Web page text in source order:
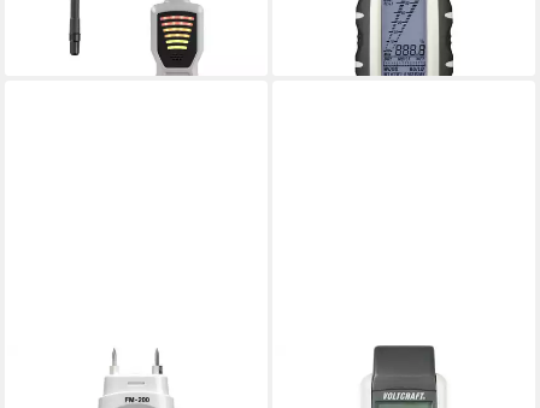
54,52 €
lieferbar - in 2-3 Werktagen bei dir
104,99 €
lieferbar - in 2-3 Werktagen bei dir
Feuchtigkeitsmesser Holz-
VOLTCRAFT
Feuchtigkeitsmesser Feuchte-